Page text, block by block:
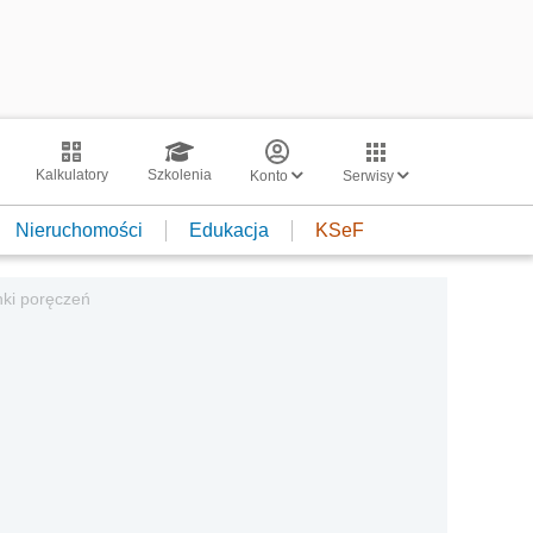
Kalkulatory Szkolenia Konto Serwisy
Nieruchomości Edukacja KSeF
poręczeń